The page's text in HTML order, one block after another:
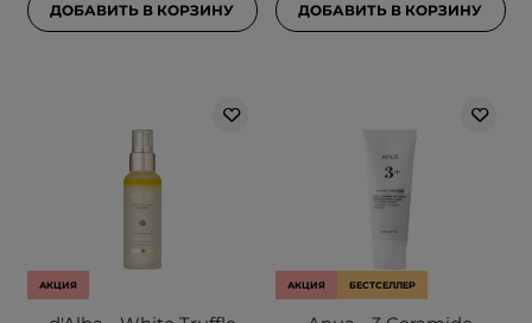
ДОБАВИТЬ В КОРЗИНУ ДОБАВИТЬ В КОРЗИНУ
АКЦИЯ АКЦИЯ БЕСТСЕЛЛЕР